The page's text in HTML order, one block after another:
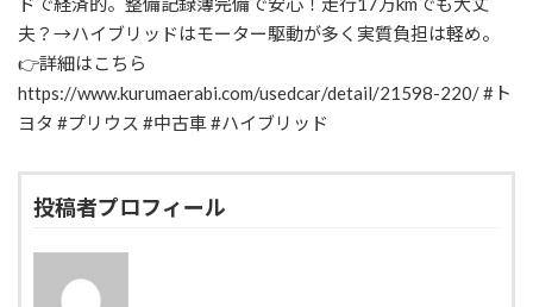
:
夫？→ハイブリッドはモーター駆動が多く実質負担は軽め。
👉詳細はこちら
https://www.kurumaerabi.com/usedcar/detail/21598-220/ #ト
ヨタ #プリウス #中古車 #ハイブリッド
投稿者プロフィール